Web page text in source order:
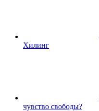
Хилинг
чувство свободы?